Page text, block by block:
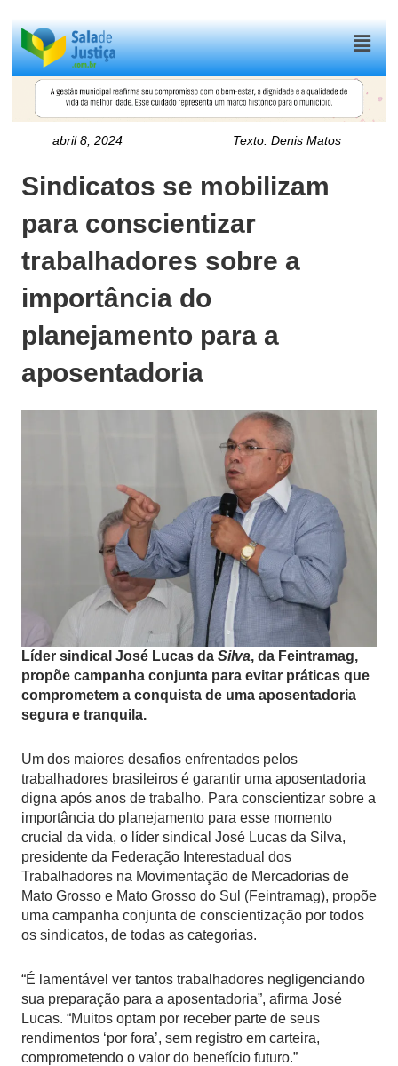
Menu
abril 8, 2024 Texto:Denis Matos
Sindicatos se mobilizam
para conscientizar
trabalhadores sobre a
importância do
planejamento para a
aposentadoria
Líder sindical José Lucas da Silva, da Feintramag,
propõe campanha conjunta para evitar práticas que
comprometem a conquista de uma aposentadoria
segura e tranquila.
Um dos maiores desafios enfrentados pelos
trabalhadores brasileiros é garantir uma aposentadoria
digna após anos de trabalho. Para conscientizar sobre a
importância do planejamento para esse momento
crucial da vida, o líder sindical José Lucas da Silva,
presidente da Federação Interestadual dos
Trabalhadores na Movimentação de Mercadorias de
Mato Grosso e Mato Grosso do Sul (Feintramag), propõe
uma campanha conjunta de conscientização por todos
os sindicatos, de todas as categorias.
“É lamentável ver tantos trabalhadores negligenciando
sua preparação para a aposentadoria”, afirma José
Lucas. “Muitos optam por receber parte de seus
rendimentos ‘por fora’, sem registro em carteira,
comprometendo o valor do benefício futuro.”